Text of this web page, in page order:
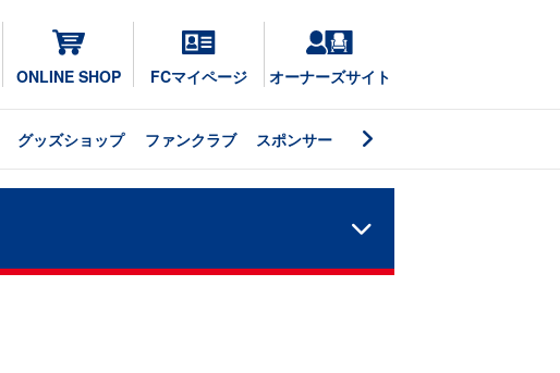
ONLINE SHOP FCマイページ オーナーズサイト
グッズショップ ファンクラブ スポンサー